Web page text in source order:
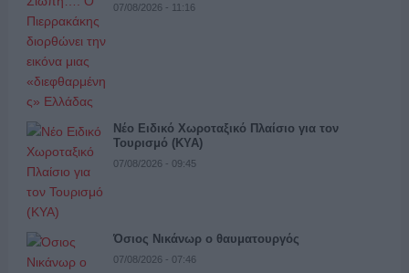
07/08/2026 - 11:16
Νέο Ειδικό Χωροταξικό Πλαίσιο για τον
Τουρισμό (ΚΥΑ)
07/08/2026 - 09:45
Όσιος Νικάνωρ ο θαυματουργός
07/08/2026 - 07:46